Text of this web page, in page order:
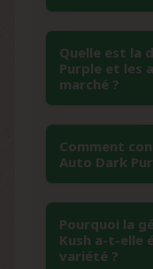
Les
commencent
vers la
environ 45-50
couleurs
jusqu'à la
Quelle est la
Purple et les
marché ?
L'Auto Dark
distingue
elle combine
ultra-rapide
Son héritage
Comment
Auto Dark
Pour une
graines Auto
endroit frais
Pourquoi la
Kush a-t-elle
variété ?